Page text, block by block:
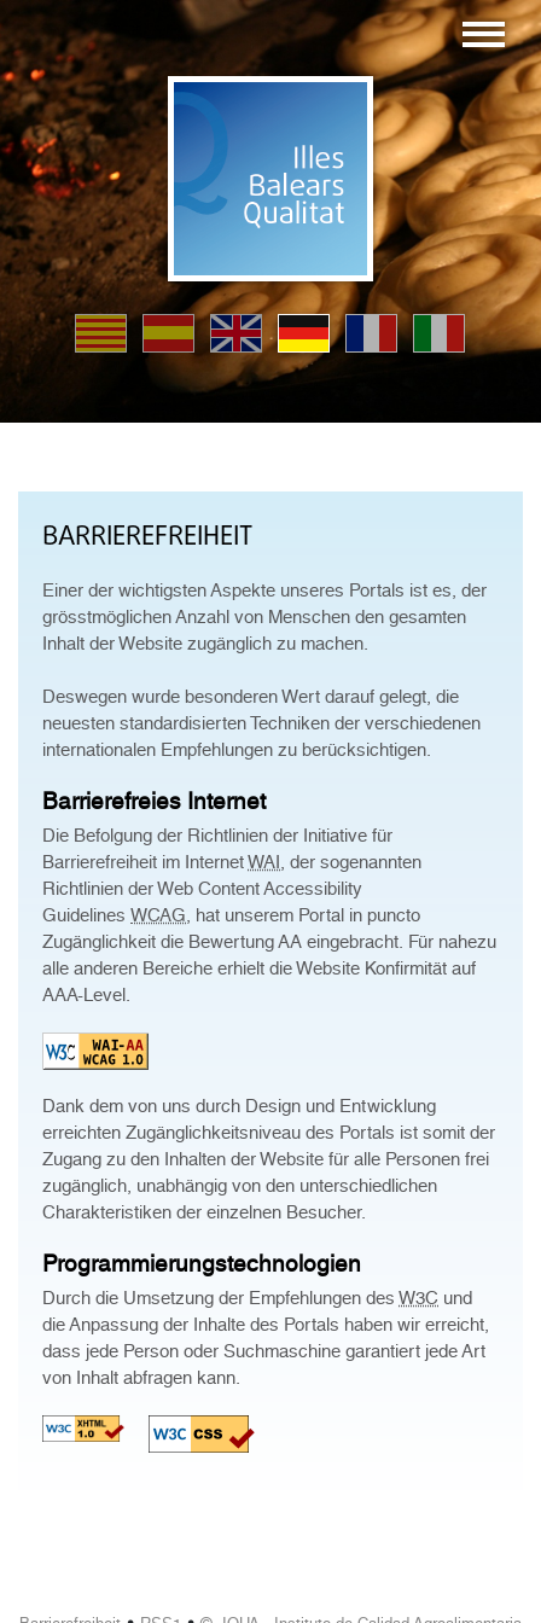
BARRIEREFREIHEIT
Einer der wichtigsten Aspekte unseres Portals ist es, der
grösstmöglichen Anzahl von Menschen den gesamten
Inhalt der Website zugänglich zu machen.
Deswegen wurde besonderen Wert darauf gelegt, die
neuesten standardisierten Techniken der verschiedenen
internationalen Empfehlungen zu berücksichtigen.
Barrierefreies Internet
Die Befolgung der Richtlinien der Initiative für
Barrierefreiheit im InternetWAI, der sogenannten
Richtlinien der Web Content Accessibility
Guidelines WCAG, hat unserem Portal in puncto
Zugänglichkeit die Bewertung AA eingebracht. Für nahezu
alle anderen Bereiche erhielt die Website Konfirmität auf
AAA-Level.
Dank dem von uns durch Design und Entwicklung
erreichten Zugänglichkeitsniveau des Portals ist somit der
Zugang zu den Inhalten der Website für alle Personen frei
zugänglich, unabhängig von den unterschiedlichen
Charakteristiken der einzelnen Besucher.
Programmierungstechnologien
Durch die Umsetzung der Empfehlungen des W3C und
die Anpassung der Inhalte des Portals haben wir erreicht,
dass jede Person oder Suchmaschine garantiert jede Art
von Inhalt abfragen kann.